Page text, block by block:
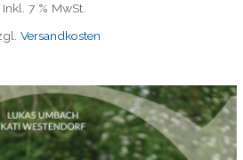
Inkl. 7 % MwSt.
Versandkosten